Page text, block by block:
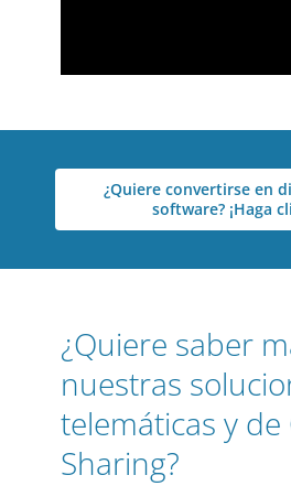
¿Quiere convertirse en
software? ¡Haga
¿Quiere saber
nuestras
telemáticas y de
Sharing?